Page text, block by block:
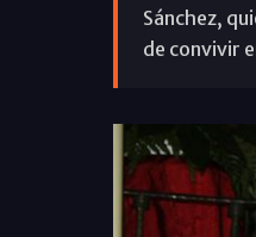
Sánchez,
de convivir